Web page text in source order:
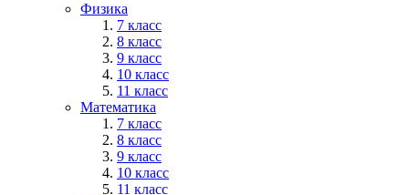
Физика
7 класс
8 класс
9 класс
10 класс
11 класс
Математика
7 класс
8 класс
9 класс
10 класс
11 класс